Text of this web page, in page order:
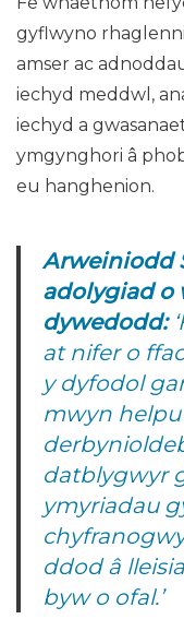
gyflwyno
amser ac
iechyd meddwl,
iechyd a
ymgynghori â
eu hanghenion.
Arweiniodd
adolygiad o
dywedodd:
at nifer o
y dyfodol
mwyn
datblygwyr
ymyriadau
ddod â
byw o ofal.’